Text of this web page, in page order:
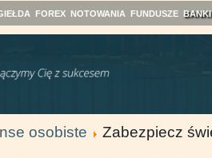
FOREX NOTOWANIA FUNDUSZE BANKI
osobiste Zabezpiecz